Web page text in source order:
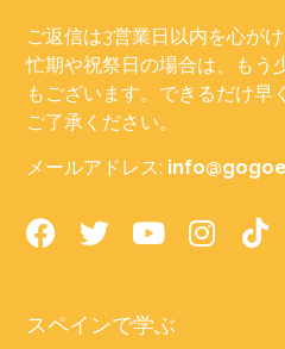
ご返信は3営業日以内を心が
忙期や祝祭日の場合は、もう
もございます。できるだけ早
ご了承ください。
メールアドレス:
スペインで学ぶ